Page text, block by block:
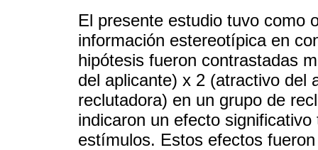
El presente estudio tuvo como
información estereotípica en
hipótesis fueron contrastadas
del aplicante) x 2 (atractivo del
reclutadora) en un grupo de
indicaron un efecto
estímulos. Estos efectos